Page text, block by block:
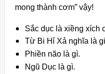
mong thành cơm” vậy!
Sắc dục là xiềng xích
Từ Bi Hỉ Xả nghĩa là
Phiền não là gì.
Ngũ Dục là gì.